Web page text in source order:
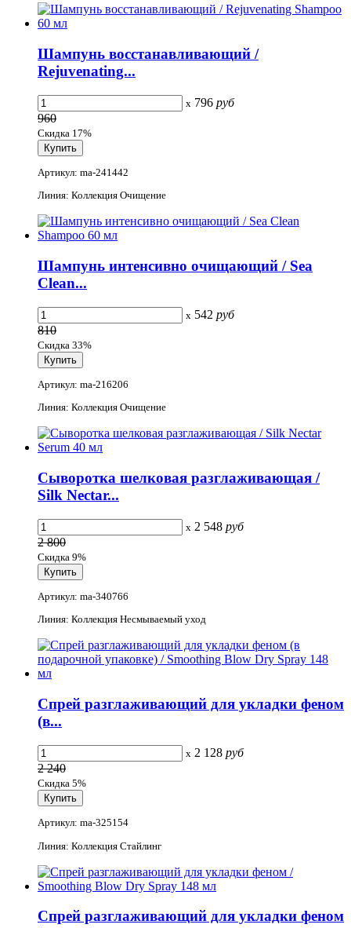
Шампунь восстанавливающий /
Rejuvenating...
x 796 руб
960
Скидка 17%
Артикул: ma-241442
Линия: Коллекция Очищение
Шампунь интенсивно очищающий / Sea
Clean...
x 542 руб
810
Скидка 33%
Артикул: ma-216206
Линия: Коллекция Очищение
Сыворотка шелковая разглаживающая /
Silk Nectar...
x 2 548 руб
2 800
Скидка 9%
Артикул: ma-340766
Линия: Коллекция Несмываемый уход
Спрей разглаживающий для укладки феном
(в...
x 2 128 руб
2 240
Скидка 5%
Артикул: ma-325154
Линия: Коллекция Стайлинг
Спрей разглаживающий для укладки феном